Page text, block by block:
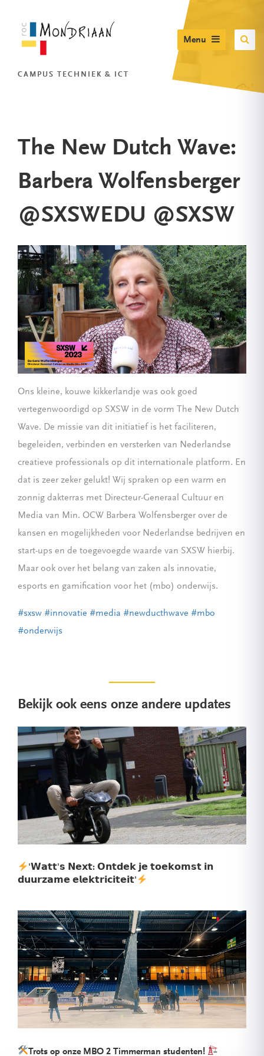
CAMPUS TECHNIEK & ICT
Menu
The New Dutch Wave:
Barbera Wolfensberger
@SXSWEDU @SXSW
Ons kleine, kouwe kikkerlandje was ook goed
vertegenwoordigd op SXSW in de vorm The New Dutch
Wave. De missie van dit initiatief is het faciliteren,
begeleiden, verbinden en versterken van Nederlandse
creatieve professionals op dit internationale platform. En
dat is zeer zeker gelukt! Wij spraken op een warm en
zonnig dakterras met Directeur-Generaal Cultuur en
Media van Min. OCW Barbera Wolfensberger over de
kansen en mogelijkheden voor Nederlandse bedrijven en
start-ups en de toegevoegde waarde van SXSW hierbij.
Maar ook over het belang van zaken als innovatie,
esports en gamification voor het (mbo) onderwijs.
#sxsw #innovatie #media #newducthwave #mbo
#onderwijs
Bekijk ook eens onze andere updates
'𝗪𝗮𝘁𝘁'𝘀 𝗡𝗲𝘅𝘁: 𝗢𝗻𝘁𝗱𝗲𝗸 𝗷𝗲 𝘁𝗼𝗲𝗸𝗼𝗺𝘀𝘁 𝗶𝗻
𝗱𝘂𝘂𝗿𝘇𝗮𝗺𝗲 𝗲𝗹𝗲𝗸𝘁𝗿𝗶𝗰𝗶𝘁𝗲𝗶𝘁'
Trots op onze MBO 2 Timmerman studenten!